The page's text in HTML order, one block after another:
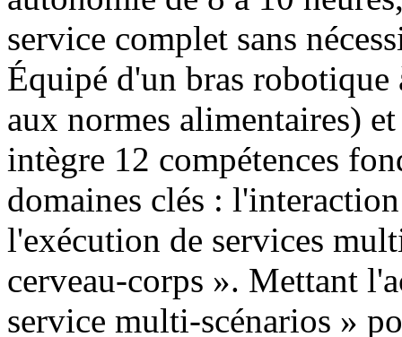
service complet sans
Équipé d'un bras
aux normes alimentaires)
intègre 12 compétences
domaines clés :
l'exécution de services
cerveau-corps ». Mettant
service multi-scénarios »